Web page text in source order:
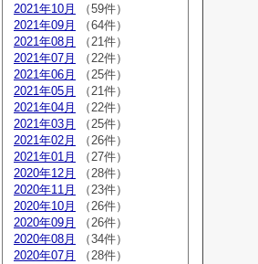
2021年10月
（59件）
2021年09月
（64件）
2021年08月
（21件）
2021年07月
（22件）
2021年06月
（25件）
2021年05月
（21件）
2021年04月
（22件）
2021年03月
（25件）
2021年02月
（26件）
2021年01月
（27件）
2020年12月
（28件）
2020年11月
（23件）
2020年10月
（26件）
2020年09月
（26件）
2020年08月
（34件）
2020年07月
（28件）